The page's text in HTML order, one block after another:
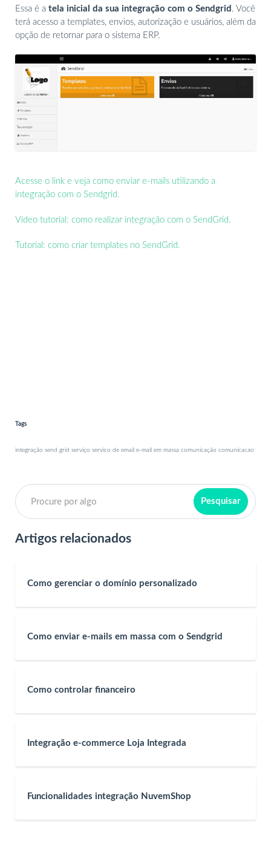
Essa é a tela inicial da sua integração com o Sendgrid . Você
terá acesso a templates, envios, autorização e usuários, além da
opção de retornar para o sistema ERP.
Acesse o link e veja como enviar e-mails utilizando a
integração com o Sendgrid.
Vídeo tutorial: como realizar integração com o SendGrid.
Tutorial: como criar templates no SendGrid.
Tags
integração send grid serviço servico de email e-mail em massa comunicação comunicacao
Artigos relacionados
Como gerenciar o domínio personalizado
Como enviar e-mails em massa com o Sendgrid
Como controlar financeiro
Integração e-commerce Loja Integrada
Funcionalidades integração NuvemShop